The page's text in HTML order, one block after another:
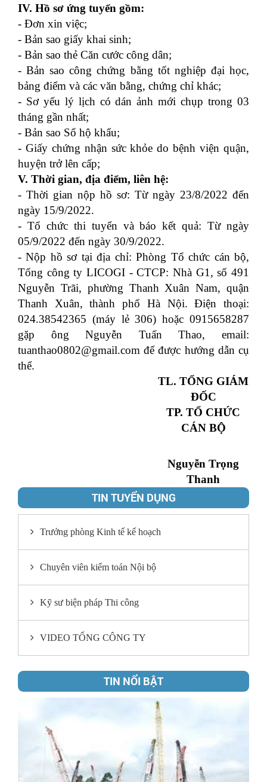
IV. Hồ sơ ứng tuyển gồm:
- Đơn xin việc;
- Bản sao giấy khai sinh;
- Bản sao thẻ Căn cước công dân;
- Bản sao công chứng bằng tốt nghiệp đại học,
bảng điểm và các văn bằng, chứng chỉ khác;
- Sơ yếu lý lịch có dán ảnh mới chụp trong 03
tháng gần nhất;
- Bản sao Sổ hộ khẩu;
- Giấy chứng nhận sức khỏe do bệnh viện quận,
huyện trở lên cấp;
V. Thời gian, địa điểm, liên hệ:
- Thời gian nộp hồ sơ: Từ ngày 23/8/2022 đến
ngày 15/9/2022.
- Tổ chức thi tuyển và báo kết quả: Từ ngày
05/9/2022 đến ngày 30/9/2022.
- Nộp hồ sơ tại địa chỉ: Phòng Tổ chức cán bộ,
Tổng công ty LICOGI - CTCP: Nhà G1, số 491
Nguyễn Trãi, phường Thanh Xuân Nam, quận
Thanh Xuân, thành phố Hà Nội. Điện thoại:
024.38542365 (máy lẻ 306) hoặc 0915658287
gặp ông Nguyễn Tuấn Thao, email:
tuanthao0802@gmail.com để được hướng dẫn cụ
thể.
TL. TỔNG GIÁM
ĐỐC
TP. TỔ CHỨC
CÁN BỘ
Nguyễn Trọng
Thanh
TIN TUYỂN DỤNG
Trưởng phòng Kinh tế kế hoạch
Chuyên viên kiểm toán Nội bộ
Kỹ sư biện pháp Thi công
VIDEO TỔNG CÔNG TY
TIN NỔI BẬT